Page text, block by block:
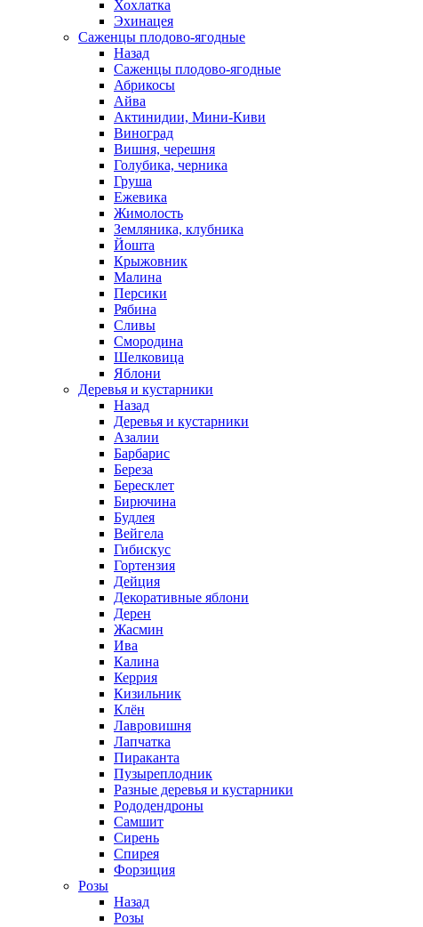
Хохлатка
Эхинацея
Саженцы плодово-ягодные
Назад
Саженцы плодово-ягодные
Абрикосы
Айва
Актинидии, Мини-Киви
Виноград
Вишня, черешня
Голубика, черника
Груша
Ежевика
Жимолость
Земляника, клубника
Йошта
Крыжовник
Малина
Персики
Рябина
Сливы
Смородина
Шелковица
Яблони
Деревья и кустарники
Назад
Деревья и кустарники
Азалии
Барбарис
Береза
Бересклет
Бирючина
Будлея
Вейгела
Гибискус
Гортензия
Дейция
Декоративные яблони
Дерен
Жасмин
Ива
Калина
Керрия
Кизильник
Клён
Лавровишня
Лапчатка
Пираканта
Пузыреплодник
Разные деревья и кустарники
Рододендроны
Самшит
Сирень
Спирея
Форзиция
Розы
Назад
Розы